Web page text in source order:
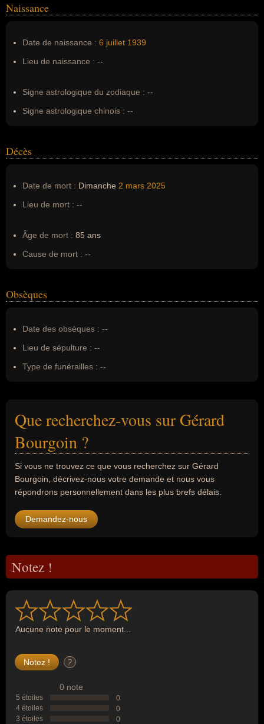
Nom de famille :Bourgoin
Naissance
Date de naissance : 6 juillet 1939
Lieu de naissance : --
Signe astrologique du zodiaque : --
Signe astrologique chinois : --
Décès
Date de mort : Dimanche 2 mars 2025
Lieu de mort : --
Âge de mort : 85 ans
Cause de mort : --
Obsèques
Date des obsèques : --
Lieu de sépulture : --
Type de funérailles : --
Que recherchez-vous sur Gérard
Bourgoin ?
Si vous ne trouvez ce que vous recherchez sur Gérard
Bourgoin, décrivez-nous votre demande et nous vous
répondrons personnellement dans les plus brefs délais.
Demandez-nous
Notez !
Aucune note pour le moment...
?
0 note
5 étoiles
0
4 étoiles
0
3 étoiles
0